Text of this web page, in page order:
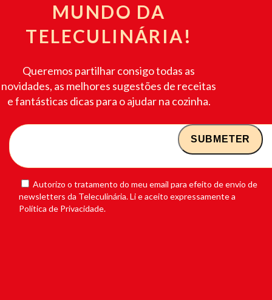
MUNDO DA
TELECULINÁRIA!
Queremos partilhar consigo todas as
novidades, as melhores sugestões de receitas
e fantásticas dicas para o ajudar na cozinha.
Autorizo o tratamento do meu email para efeito de envio de
newsletters da Teleculinária. Li e aceito expressamente a
Política de Privacidade.